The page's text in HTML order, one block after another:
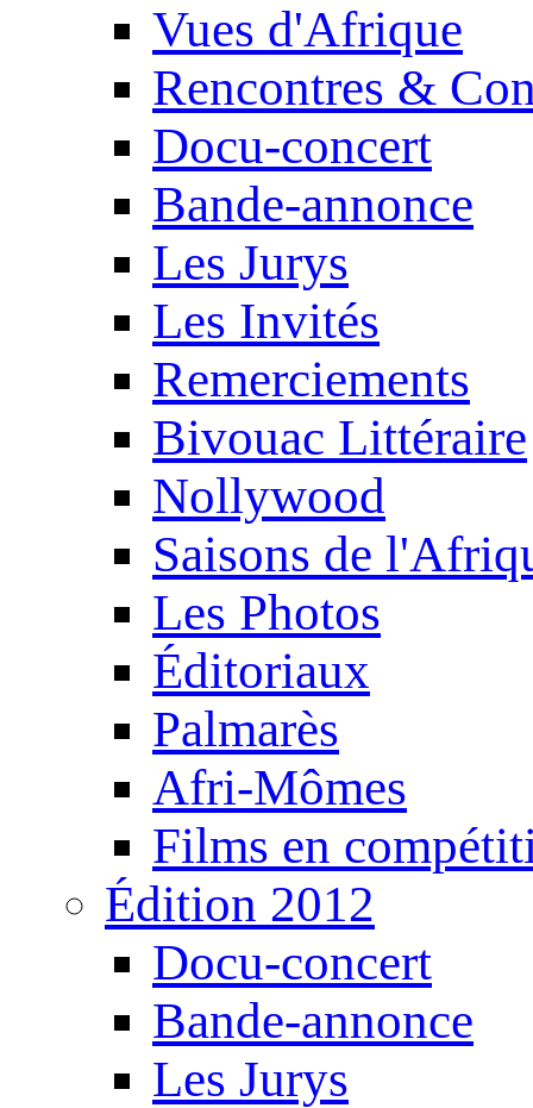
Vues d'Afrique
Rencontres &
Docu-concert
Bande-annonce
Les Jurys
Les Invités
Remerciements
Bivouac Littéraire
Nollywood
Saisons de
Les Photos
Éditoriaux
Palmarès
Afri-Mômes
Films en
Édition 2012
Docu-concert
Bande-annonce
Les Jurys